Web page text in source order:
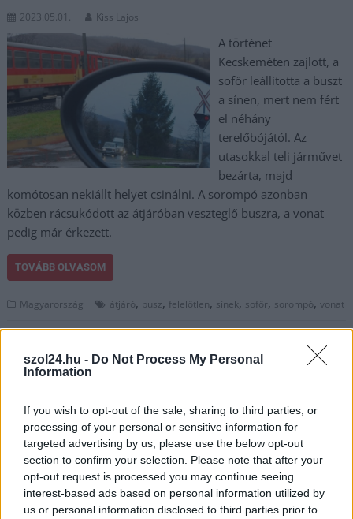
szol24.hu - Do Not Process My Personal
Information
If you wish to opt-out of the sale, sharing to third parties, or
processing of your personal or sensitive information for
targeted advertising by us, please use the below opt-out
section to confirm your selection. Please note that after your
opt-out request is processed you may continue seeing
interest-based ads based on personal information utilized by
us or personal information disclosed to third parties prior to
2023.05.01. Kiss Lajos
A történet
Kecskeméten zajlott, a
sofőr leállította a buszt
a sínen, mert nem fért
el néhány
terelőbójától. Az
utasokkal teli járművet
bezárta, majd
komótosan nekiállt helyet csinálni. A sorompó azonban
közben rácsukódott az átjáróban veszteglő buszra, a vonat
pedig már érkezett.
TOVÁBB OLVASOM
Magyarország átjáró, busz, felelőtlen, sínek, sofőr, sorompó,vonat